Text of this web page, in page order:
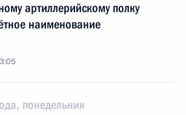
артиллерийскому полку
наименование
понедельник